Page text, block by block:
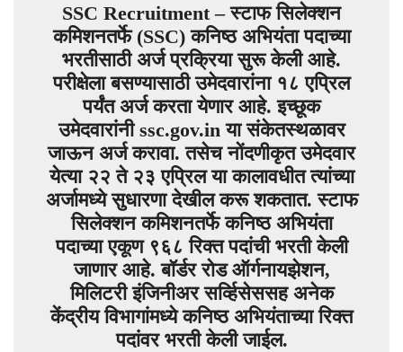
SSC Recruitment – स्टाफ सिलेक्शन
कमिशनतर्फे (SSC) कनिष्ठ अभियंता पदाच्या
भरतीसाठी अर्ज प्रक्रिया सुरू केली आहे.
परीक्षेला बसण्यासाठी उमेदवारांना १८ एप्रिल
पर्यंत अर्ज करता येणार आहे. इच्छूक
उमेदवारांनी ssc.gov.in या संकेतस्थळावर
जाऊन अर्ज करावा. तसेच नोंदणीकृत उमेदवार
येत्या २२ ते २३ एप्रिल या कालावधीत त्यांच्या
अर्जामध्ये सुधारणा देखील करू शकतात. स्टाफ
सिलेक्शन कमिशनतर्फे कनिष्ठ अभियंता
पदाच्या एकूण ९६८ रिक्त पदांची भरती केली
जाणार आहे. बॉर्डर रोड ऑर्गनायझेशन,
मिलिटरी इंजिनीअर सर्व्हिसेससह अनेक
केंद्रीय विभागांमध्ये कनिष्ठ अभियंताच्या रिक्त
पदांवर भरती केली जाईल.